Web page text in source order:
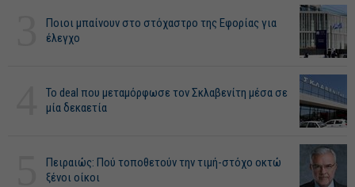
Ποιοι μπαίνουν στο στόχαστρο της Εφορίας για
έλεγχο
Το deal που μεταμόρφωσε τον Σκλαβενίτη μέσα σε
μία δεκαετία
Πειραιώς: Πού τοποθετούν την τιμή-στόχο οκτώ
ξένοι οίκοι